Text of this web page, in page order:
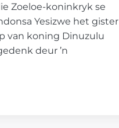
Zoeloe-koninkryk se
Yesizwe het gister
van koning Dinuzulu
deur ’n